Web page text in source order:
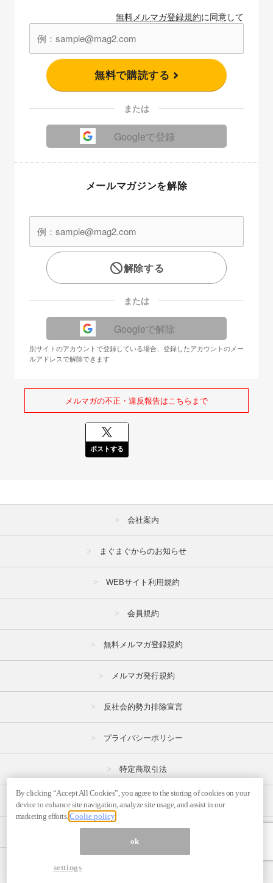
無料メルマガ登録規約に同意して
無料で購読する
または
Googleで登録
メールマガジンを解除
解除する
または
Googleで解除
別サイトのアカウントで登録している場合、登録したアカウントのメー
ルアドレスで解除できます
メルマガの不正・違反報告はこちらまで
ポストする
会社案内
まぐまぐからのお知らせ
WEBサイト利用規約
会員規約
無料メルマガ登録規約
メルマガ発行規約
反社会的勢力排除宣言
プライバシーポリシー
特定商取引法
広告掲載はこちら
メルマガの不正・違反報告はこちら
ページ内の商標は全て商標権者に属します。
By clicking “Accept All Cookies”, you agree to the storing of cookies on your
device to enhance site navigation, analyze site usage, and assist in our
marketing efforts.Coolie policy
ok
settings